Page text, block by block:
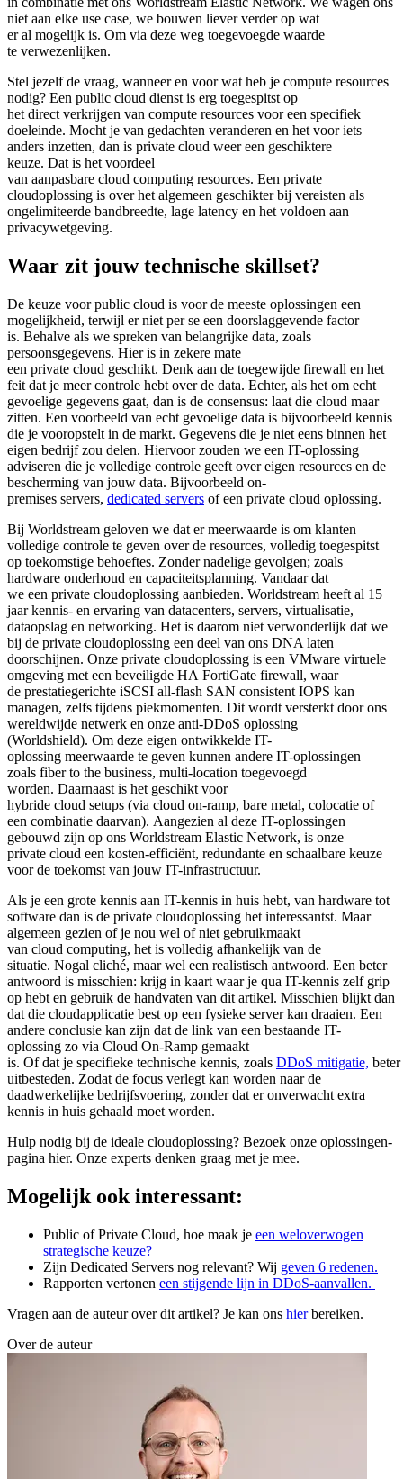
niet aan elke use case, we bouwen liever verder op wat
er al mogelijk is. Om via deze weg toegevoegde waarde
te verwezenlijken.
Stel jezelf de vraag, wanneer en voor wat heb je compute resources
nodig? Een public cloud dienst is erg toegespitst op
het direct verkrijgen van compute resources voor een specifiek
doeleinde. Mocht je van gedachten veranderen en het voor iets
anders inzetten, dan is private cloud weer een geschiktere
keuze. Dat is het voordeel
van aanpasbare cloud computing resources. Een private
cloudoplossing is over het algemeen geschikter bij vereisten als
ongelimiteerde bandbreedte, lage latency en het voldoen aan
privacywetgeving.
Waar zit jouw technische skillset?
De keuze voor public cloud is voor de meeste oplossingen een
mogelijkheid, terwijl er niet per se een doorslaggevende factor
is. Behalve als we spreken van belangrijke data, zoals
persoonsgegevens. Hier is in zekere mate
een private cloud geschikt. Denk aan de toegewijde firewall en het
feit dat je meer controle hebt over de data. Echter, als het om echt
gevoelige gegevens gaat, dan is de consensus: laat die cloud maar
zitten. Een voorbeeld van echt gevoelige data is bijvoorbeeld kennis
die je vooropstelt in de markt. Gegevens die je niet eens binnen het
eigen bedrijf zou delen. Hiervoor zouden we een IT-oplossing
adviseren die je volledige controle geeft over eigen resources en de
bescherming van jouw data. Bijvoorbeeld on-
premises servers, dedicated servers of een private cloud oplossing.
Bij Worldstream geloven we dat er meerwaarde is om klanten
volledige controle te geven over de resources, volledig toegespitst
op toekomstige behoeftes. Zonder nadelige gevolgen; zoals
hardware onderhoud en capaciteitsplanning. Vandaar dat
we een private cloudoplossing aanbieden. Worldstream heeft al 15
jaar kennis- en ervaring van datacenters, servers, virtualisatie,
dataopslag en networking. Het is daarom niet verwonderlijk dat we
bij de private cloudoplossing een deel van ons DNA laten
doorschijnen. Onze private cloudoplossing is een VMware virtuele
omgeving met een beveiligde HA FortiGate firewall, waar
de prestatiegerichte iSCSI all-flash SAN consistent IOPS kan
managen, zelfs tijdens piekmomenten. Dit wordt versterkt door ons
wereldwijde netwerk en onze anti-DDoS oplossing
(Worldshield). Om deze eigen ontwikkelde IT-
oplossing meerwaarde te geven kunnen andere IT-oplossingen
zoals fiber to the business, multi-location toegevoegd
worden. Daarnaast is het geschikt voor
hybride cloud setups (via cloud on-ramp, bare metal, colocatie of
een combinatie daarvan). Aangezien al deze IT-oplossingen
gebouwd zijn op ons Worldstream Elastic Network, is onze
private cloud een kosten-efficiënt, redundante en schaalbare keuze
voor de toekomst van jouw IT-infrastructuur.
Als je een grote kennis aan IT-kennis in huis hebt, van hardware tot
software dan is de private cloudoplossing het interessantst. Maar
algemeen gezien of je nou wel of niet gebruikmaakt
van cloud computing, het is volledig afhankelijk van de
situatie. Nogal cliché, maar wel een realistisch antwoord. Een beter
antwoord is misschien: krijg in kaart waar je qua IT-kennis zelf grip
op hebt en gebruik de handvaten van dit artikel. Misschien blijkt dan
dat die cloudapplicatie best op een fysieke server kan draaien. Een
andere conclusie kan zijn dat de link van een bestaande IT-
oplossing zo via Cloud On-Ramp gemaakt
is. Of dat je specifieke technische kennis, zoals DDoS mitigatie,
uitbesteden. Zodat de focus verlegt kan worden naar de
daadwerkelijke bedrijfsvoering, zonder dat er onverwacht extra
kennis in huis gehaald moet worden.
Hulp nodig bij de ideale cloudoplossing? Bezoek onze oplossingen-
pagina hier. Onze experts denken graag met je mee.
Mogelijk ook interessant:
Public of Private Cloud, hoe maak je een weloverwogen
strategische keuze?
Zijn Dedicated Servers nog relevant? Wij geven 6 redenen.
Rapporten vertonen een stijgende lijn in DDoS-aanvallen.
Vragen aan de auteur over dit artikel? Je kan ons hierbereiken.
Over de auteur